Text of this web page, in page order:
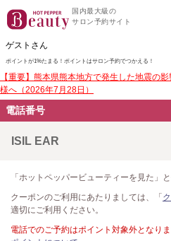
国内最大級の
サロン予約サイト
ゲストさん
ポイントが1%たまる！ ポイントはサロン予約でつかえる！
【重要】熊本県熊本地方で発生した地震の
様へ（2026年7月28日）
電話番号
ISIL EAR
「ホットペッパービューティーを見た」
クーポンのご利用にあたりましては、「
適切にご利用ください。
電話でのご予約はポイント対象外となり